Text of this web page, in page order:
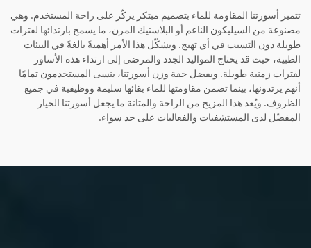
تتميز أسورتنا المقاومة للماء بتصميم مبتكر يركّز على راحة المستخدم. وهي
مصنوعة من السيليكون الناعم أو البلاستيك المرن، ما يسمح بارتدائها لفترات
طويلة دون التسبب في أي تهيج. ويشكّل هذا الأمر أهميةً بالغةً في البيئات
الطبية، حيث قد يحتاج المواليد الجدد والمرضى إلى ارتداء هذه الأساور
لفترات زمنية طويلة. وبفضل خفة وزن أسورتنا، ينسى المستخدمون تمامًا
أنهم يرتدونها، بينما تضمن مقاومتها للماء بقائها سليمة ووظيفية في جميع
الظروف. ويُعد هذا المزيج من الراحة والمتانة ما يجعل أسورتنا الخيار
المفضّل لدى المستشفيات والفعاليات على حد سواء.